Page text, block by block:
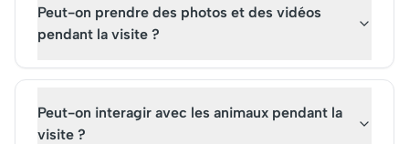
Peut-on prendre des photos et des vidéos
pendant la visite ?
Peut-on interagir avec les animaux pendant la
visite ?